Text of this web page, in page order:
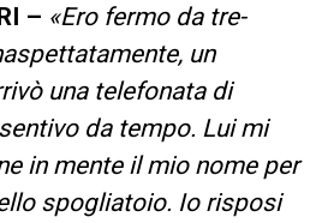
– «Ero fermo da tre-
un
una telefonata di
da tempo. Lui mi
in mente il mio nome per
spogliatoio. Io risposi